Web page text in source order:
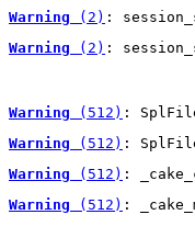
Warning (2) :
Warning (2) :
Warning (512) :
Warning (512) :
Warning (512) :
Warning (512) :